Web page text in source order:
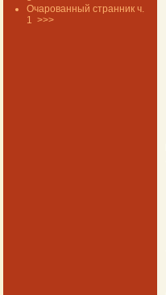
Очарованный странник ч.
1 >>>